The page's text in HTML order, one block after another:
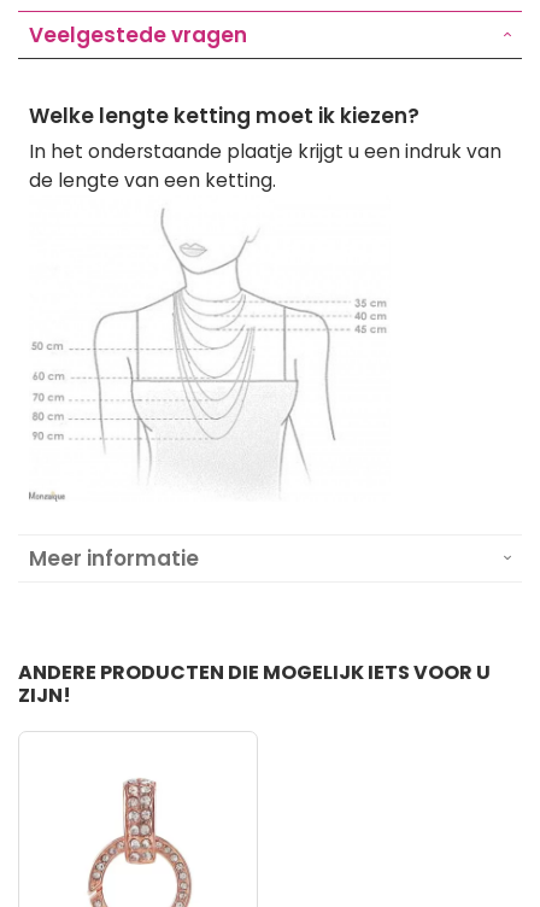
Veelgestede vragen
Welke lengte ketting moet ik kiezen?
In het onderstaande plaatje krijgt u een indruk van
de lengte van een ketting.
Meer informatie
ANDERE PRODUCTEN DIE MOGELIJK IETS VOOR U
ZIJN!